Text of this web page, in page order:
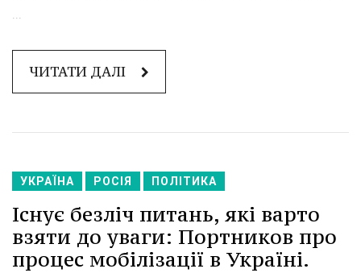
...
ЧИТАТИ ДАЛІ
УКРАЇНА РОСІЯ ПОЛІТИКА
Існує безліч питань, які варто
взяти до уваги: Портников про
процес мобілізації в Україні.